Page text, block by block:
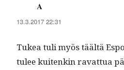
A
13.3.2017 22:31
Tukea tuli myös täältä
tulee kuitenkin ravat­tua